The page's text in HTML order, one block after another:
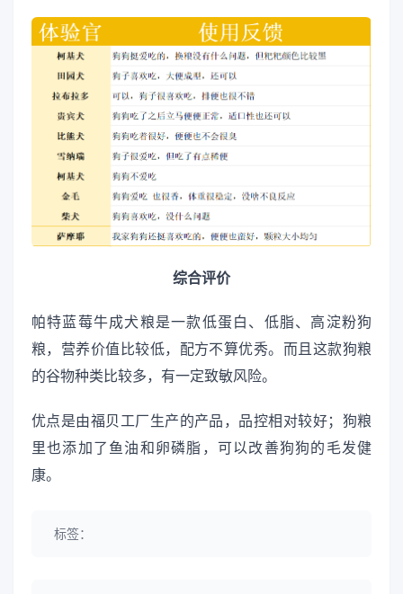
综合评价
帕特蓝莓牛成犬粮是一款低蛋白、低脂、高淀粉狗
粮，营养价值比较低，配方不算优秀。而且这款狗粮
的谷物种类比较多，有一定致敏风险。
优点是由福贝工厂生产的产品，品控相对较好；狗粮
里也添加了鱼油和卵磷脂，可以改善狗狗的毛发健
康。
标签：